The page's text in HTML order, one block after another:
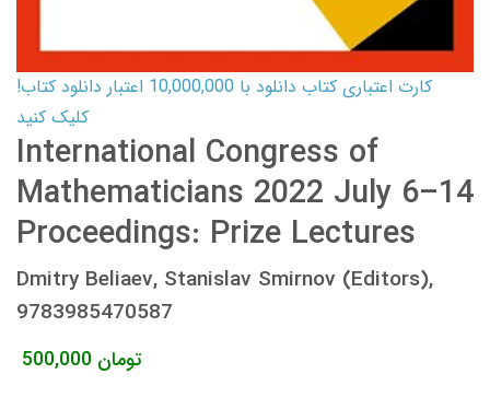
کارت اعتباری کتاب دانلود با 10,000,000 اعتبار دانلود کتاب!
کلیک کنید
International Congress of
Mathematicians 2022 July 6–14
Proceedings: Prize Lectures
Dmitry Beliaev, Stanislav Smirnov (Editors),
9783985470587
500,000 تومان